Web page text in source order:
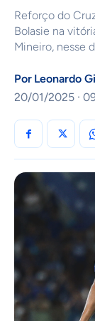
Reforço do
Bolasie na
Mineiro, nesse
Por Leonardo
20/01/2025 ·